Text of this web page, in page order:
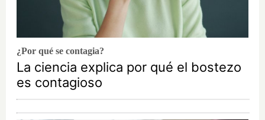
¿Por qué se contagia?
La ciencia explica por qué el bostezo
es contagioso